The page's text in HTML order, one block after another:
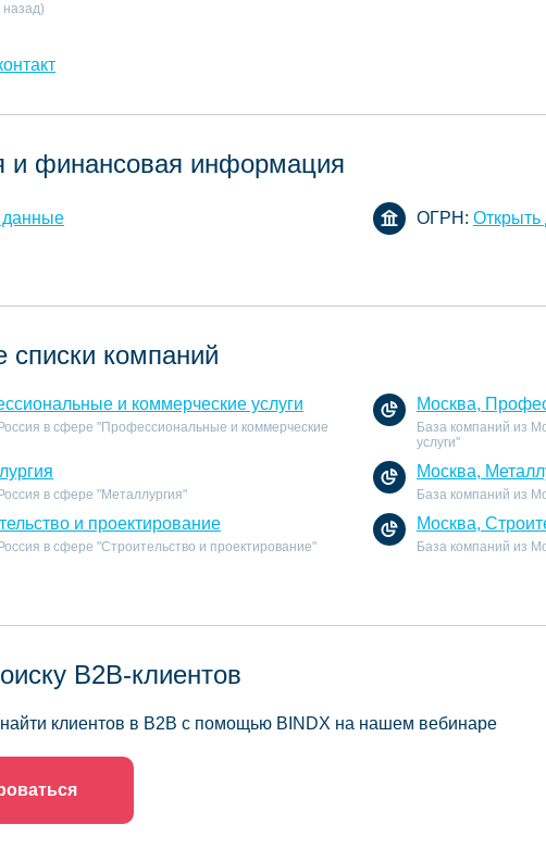
и финансовая информация
данные ОГРН:
списки компаний
и коммерческие услуги
в сфере "Профессиональные и коммерческие
Москва,
База компаний из
услуги"
в сфере "Металлургия"
Москва,
База компаний из
и проектирование
в сфере "Строительство и проектирование"
Москва,
База компаний из
B2B-клиентов
найти клиентов в B2B с помощью BINDX на нашем вебинаре